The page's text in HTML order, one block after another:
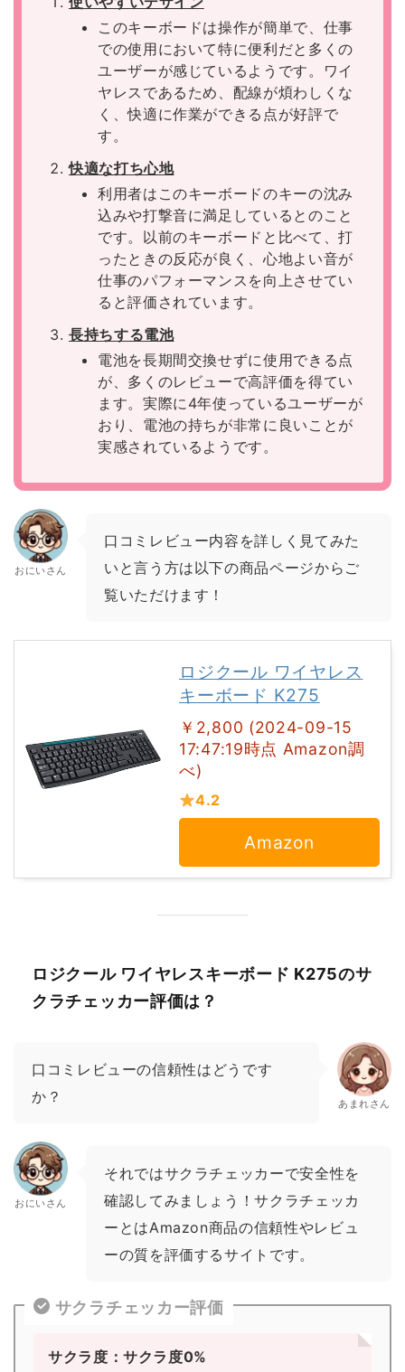
このキーボードは操作が簡単で、仕事
での使用において特に便利だと多くの
ユーザーが感じているようです。ワイ
ヤレスであるため、配線が煩わしくな
く、快適に作業ができる点が好評で
す。
快適な打ち心地
利用者はこのキーボードのキーの沈み
込みや打撃音に満足しているとのこと
です。以前のキーボードと比べて、打
ったときの反応が良く、心地よい音が
仕事のパフォーマンスを向上させてい
ると評価されています。
長持ちする電池
電池を長期間交換せずに使用できる点
が、多くのレビューで高評価を得てい
ます。実際に4年使っているユーザーが
おり、電池の持ちが非常に良いことが
実感されているようです。
おにいさん
口コミレビュー内容を詳しく見てみた
いと言う方は以下の商品ページからご
覧いただけます！
ロジクール ワイヤレス
キーボード K275
￥2,800 (2024-09-15
17:47:19時点 Amazon調
べ)
4.2
Amazon
ロジクール ワイヤレスキーボード K275のサ
クラチェッカー評価は？
口コミレビューの信頼性はどうです
か？
あまれさん
おにいさん
それではサクラチェッカーで安全性を
確認してみましょう！サクラチェッカ
ーとはAmazon商品の信頼性やレビュ
ーの質を評価するサイトです。
サクラチェッカー評価
サクラ度：サクラ度0%